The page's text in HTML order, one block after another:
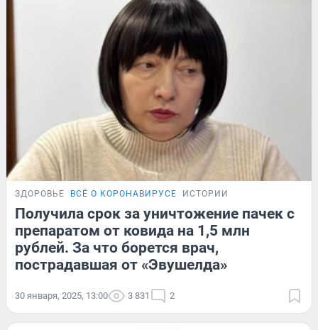
ЗДОРОВЬЕ ВСЁ О КОРОНАВИРУСЕ ИСТОРИИ
Получила срок за уничтожение пачек с
препаратом от ковида на 1,5 млн
рублей. За что борется врач,
пострадавшая от «Эвушелда»
30 января, 2025, 13:00 3 831 2